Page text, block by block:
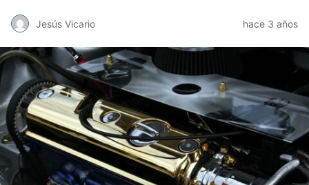
Jesús Vicario hace 3 años